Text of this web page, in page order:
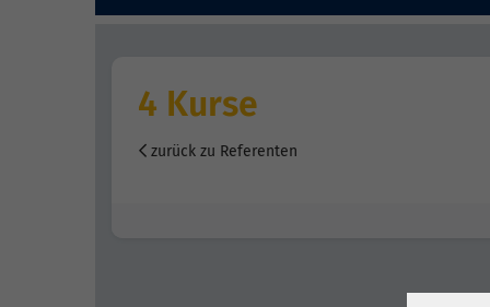
4 Kurse
zurück zu Referenten